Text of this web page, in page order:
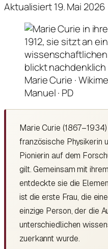
Aktualisiert 19. Mai 2026
Marie Curie ·
Manuel · PD
Marie Curie
französische Physikerin
Pionierin auf dem
gilt. Gemeinsam mit
entdeckte sie die
ist die erste Frau, die
einzige Person, der die
unterschiedlichen
zuerkannt wurde.